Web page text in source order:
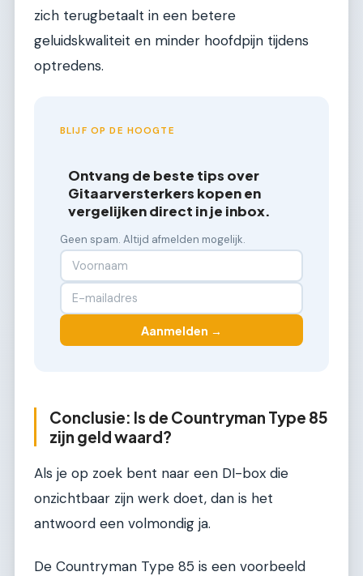
zich terugbetaalt in een betere
geluidskwaliteit en minder hoofdpijn tijdens
optredens.
BLIJF OP DE HOOGTE
Ontvang de beste tips over
Gitaarversterkers kopen en
vergelijken direct in je inbox.
Geen spam. Altijd afmelden mogelijk.
Aanmelden →
Conclusie: Is de Countryman Type 85
zijn geld waard?
Als je op zoek bent naar een DI-box die
onzichtbaar zijn werk doet, dan is het
antwoord een volmondig ja.
De Countryman Type 85 is een voorbeeld